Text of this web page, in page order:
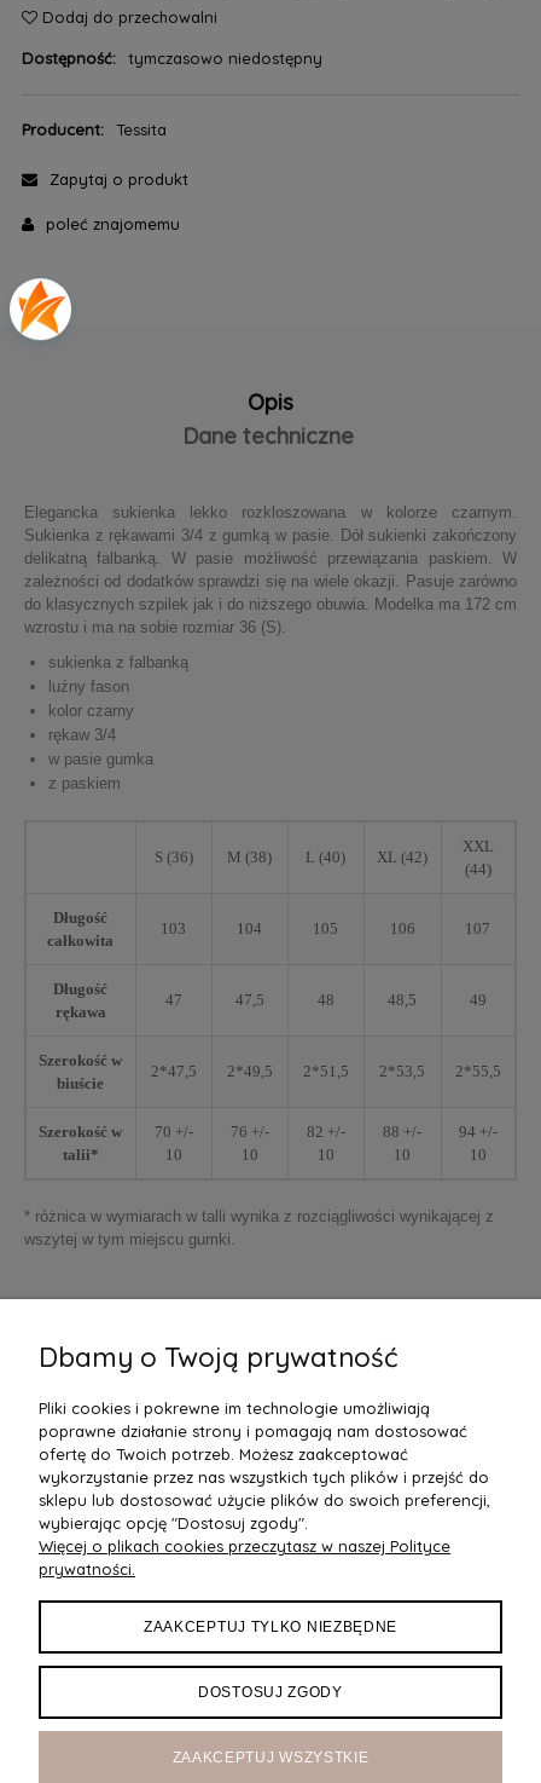
Dodaj do przechowalni
Dostępność: tymczasowo niedostępny
Producent: Tessita
Zapytaj o produkt
poleć znajomemu
Opis
Dane techniczne
Elegancka sukienka lekko rozkloszowana w kolorze czarnym.
Sukienka z rękawami 3/4 z gumką w pasie. Dół sukienki zakończony
delikatną falbanką. W pasie możliwość przewiązania paskiem. W
zależności od dodatków sprawdzi się na wiele okazji. Pasuje zarówno
do klasycznych szpilek jak i do niższego obuwia. Modelka ma 172 cm
wzrostu i ma na sobie rozmiar 36 (S).
sukienka z falbanką
luźny fason
kolor czarny
rękaw 3/4
w pasie gumka
z paskiem
S (36) M (38) L (40) XL (42)
XXL
(44)
Długość
całkowita
103 104 105 106 107
Długość
rękawa
47 47,5 48 48,5 49
Szerokość w
biuście
2*47,5 2*49,5 2*51,5 2*53,5 2*55,5
Szerokość w
talii*
70 +/-
10
76 +/-
10
82 +/-
10
88 +/-
10
94 +/-
10
* różnica w wymiarach w talli wynika z rozciągliwości wynikającej z
wszytej w tym miejscu gumki.
płasko, bez rozciągania materiału.
POMOC
DOSTAWA
MOJE KONTO
O NAS
Dbamy o Twoją prywatność
Pliki cookies i pokrewne im technologie umożliwiają
poprawne działanie strony i pomagają nam dostosować
ofertę do Twoich potrzeb. Możesz zaakceptować
wykorzystanie przez nas wszystkich tych plików i przejść do
sklepu lub dostosować użycie plików do swoich preferencji,
wybierając opcję "Dostosuj zgody".
Więcej o plikach cookies przeczytasz w naszej Polityce
prywatności.
ZAAKCEPTUJ TYLKO NIEZBĘDNE
DOSTOSUJ ZGODY
ZAAKCEPTUJ WSZYSTKIE